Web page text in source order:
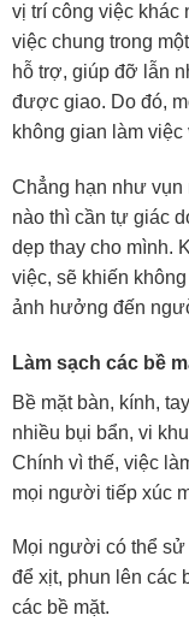
vị trí công việc khác
việc chung trong
hỗ trợ, giúp đỡ lẫn
được giao. Do đó,
không gian làm
Chẳng hạn như
nào thì cần tự giác
dẹp thay cho mình.
việc, sẽ khiến
ảnh hưởng đến
Làm sạch các bề
Bề mặt bàn, kính,
nhiều bụi bẩn, vi
Chính vì thế, việc
mọi người tiếp xúc
Mọi người có thể
để xịt, phun lên các
các bề mặt.